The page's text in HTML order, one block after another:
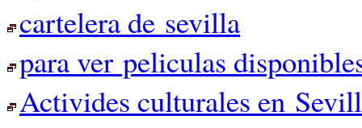
cartelera de sevilla
para ver peliculas
Activides culturales en